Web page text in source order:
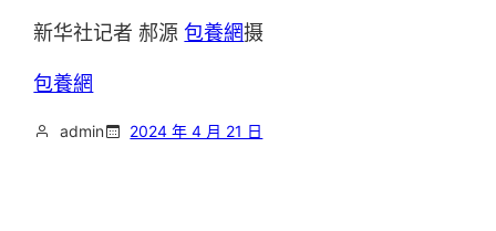
新华社记者 郝源包養網摄
包養網
admin 2024 年 4 月 21 日